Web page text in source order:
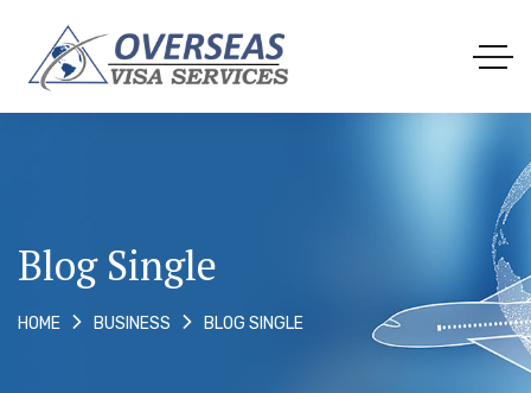
Blog Single
HOME BUSINESS BLOG SINGLE